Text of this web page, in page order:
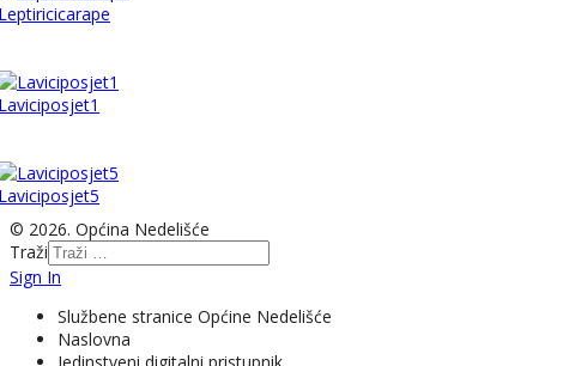
© 2026. Općina Nedelišće
Traži
Sign In
Službene stranice Općine Nedelišće
Naslovna